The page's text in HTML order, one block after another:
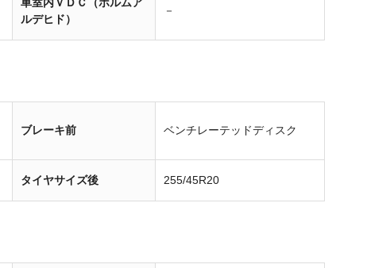
ルデヒド）
－
ブレーキ前 ベンチレーテッドディスク
タイヤサイズ後 255/45R20